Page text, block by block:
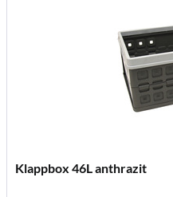
Klappbox 46L anthrazit